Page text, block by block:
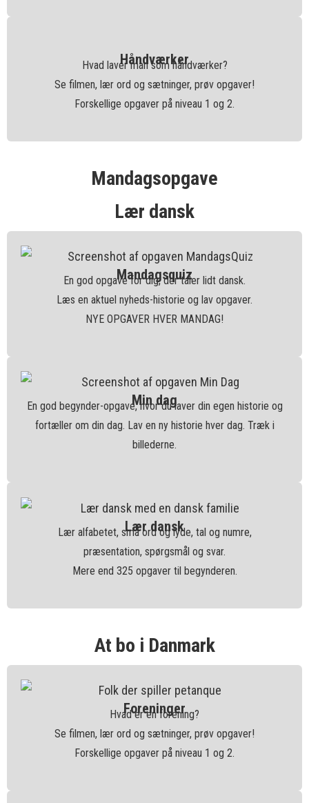
Håndværker
Hvad laver man som håndværker?
Se filmen, lær ord og sætninger, prøv opgaver!
Forskellige opgaver på niveau 1 og 2.
Mandagsopgave
Lær dansk
Mandagsquiz
En god opgave for dig, der taler lidt dansk.
Læs en aktuel nyheds-historie og lav opgaver.
NYE OPGAVER HVER MANDAG!
Min dag
En god begynder-opgave, hvor du laver din egen historie og
fortæller om din dag. Lav en ny historie hver dag. Træk i
billederne.
Lær dansk
Lær alfabetet, små ord og lyde, tal og numre,
præsentation, spørgsmål og svar.
Mere end 325 opgaver til begynderen.
At bo i Danmark
Foreninger
Hvad er en forening?
Se filmen, lær ord og sætninger, prøv opgaver!
Forskellige opgaver på niveau 1 og 2.